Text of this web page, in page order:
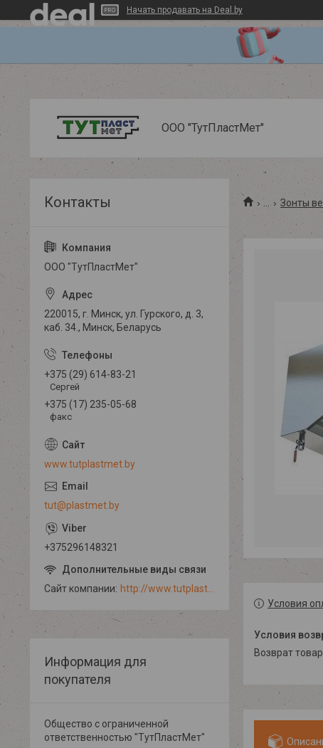
Начать продавать на Deal.by
ООО "ТутПластМет"
Зонты
Условия
возврат
ООО "ТутПластМет"
220015, г. Минск, ул. Гурского, д. 3,
каб. 34., Минск, Беларусь
+375 (29) 614-83-21
Сергей
+375 (17) 235-05-68
факс
www.tutplastmet.by
tut@plastmet.by
+375296148321
Сайт компании
Информация для
покупателя
Общество с ограниченной
ответственностью "ТутПластМет"